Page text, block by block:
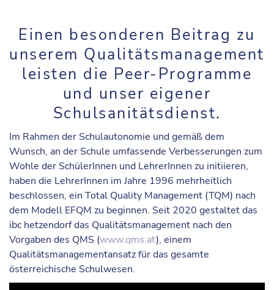
Einen besonderen Beitrag zu
unserem Qualitätsmanagement
leisten die Peer-Programme
und unser eigener
Schulsanitätsdienst.
Im Rahmen der Schulautonomie und gemäß dem
Wunsch, an der Schule umfassende Verbesserungen zum
Wohle der SchülerInnen und LehrerInnen zu initiieren,
haben die LehrerInnen im Jahre 1996 mehrheitlich
beschlossen, ein Total Quality Management (TQM) nach
dem Modell EFQM zu beginnen. Seit 2020 gestaltet das
ibc hetzendorf das Qualitätsmanagement nach den
Vorgaben des QMS (www.qms.at), einem
Qualitätsmanagementansatz für das gesamte
österreichische Schulwesen.